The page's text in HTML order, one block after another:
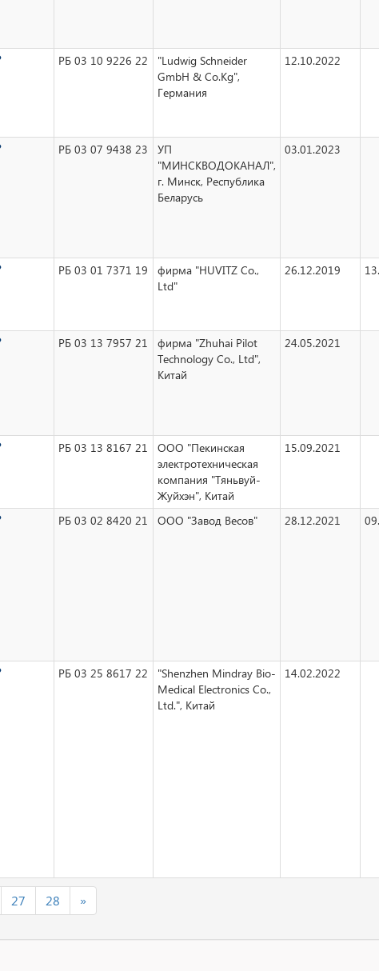
РБ 03 10 9226 22
"Ludwig Schneider
GmbH & Co.Kg",
Германия
12.10.2022
РБ 03 07 9438 23
УП
"МИНСКВОДОКАНАЛ",
г. Минск, Республика
Беларусь
03.01.2023
РБ 03 01 7371 19
фирма "HUVITZ Co.,
Ltd"
26.12.2019
РБ 03 13 7957 21
фирма "Zhuhai Pilot
Technology Co., Ltd",
Китай
24.05.2021
РБ 03 13 8167 21
ООО "Пекинская
электротехническая
компания "Тяньвуй-
Жуйхэн", Китай
15.09.2021
РБ 03 02 8420 21 ООО "Завод Весов" 28.12.2021
РБ 03 25 8617 22
"Shenzhen Mindray Bio-
Medical Electronics Co.,
Ltd.", Китай
14.02.2022
27 28
»